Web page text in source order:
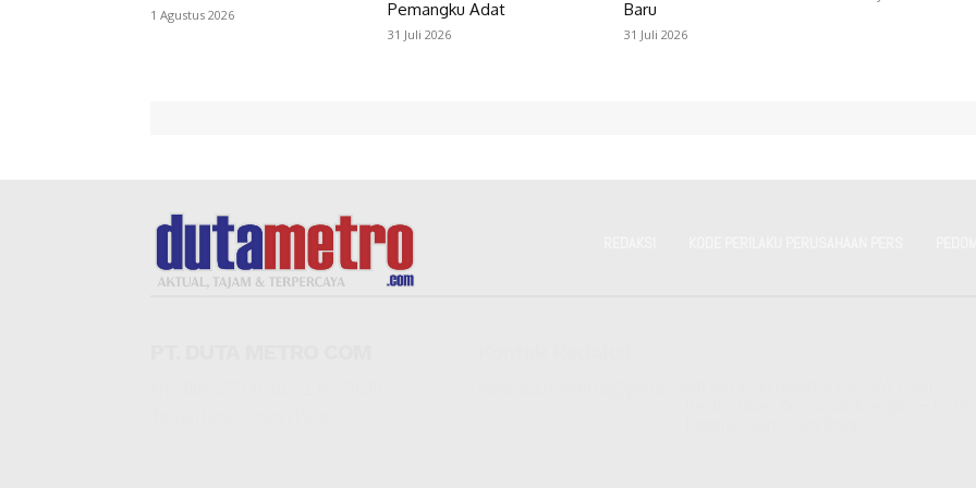
1 Agustus 2026
Pemangku Adat
31 Juli 2026
Baru
31 Juli 2026